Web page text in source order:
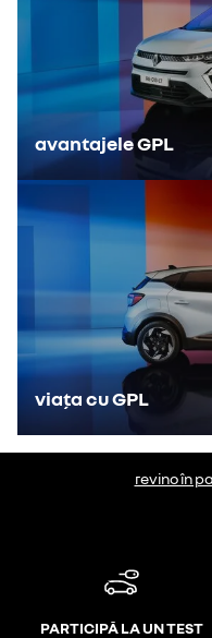
avantajele GPL
viața cu GPL
revino în
PARTICIPĂ LA UN TEST